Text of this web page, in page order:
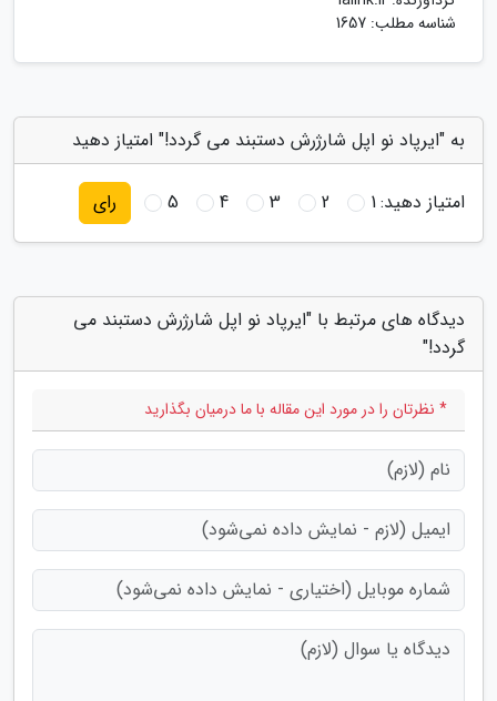
شناسه مطلب: 1657
به "ایرپاد نو اپل شارژرش دستبند می گردد!" امتیاز دهید
امتیاز دهید:1
2
3
4
5 رای
دیدگاه های مرتبط با "ایرپاد نو اپل شارژرش دستبند می
گردد!"
* نظرتان را در مورد این مقاله با ما درمیان بگذارید